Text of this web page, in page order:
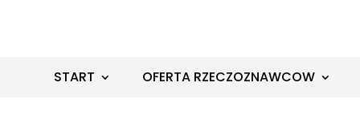
START OFERTA RZECZOZNAWCOW